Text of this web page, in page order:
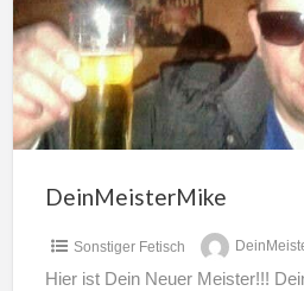
DeinMeisterMike
Sonstiger Fetisch
Hier ist Dein Neuer Meister!!!